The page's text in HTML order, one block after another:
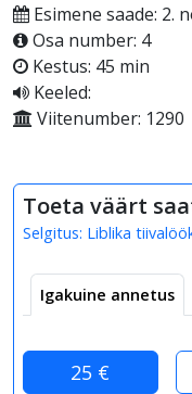
Esimene saade: 2.
Osa number: 4
Kestus: 45 min
Keeled:
Viitenumber: 1290
Toeta väärt
Selgitus: Liblika
Igakuine annetus
25 €